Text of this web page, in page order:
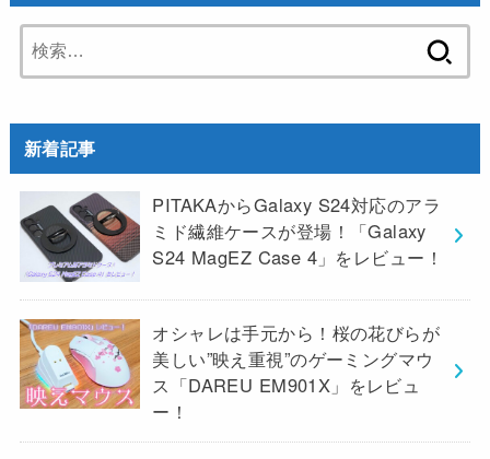
索:
新着記事
PITAKAからGalaxy S24対応のアラ
ミド繊維ケースが登場！「Galaxy
S24 MagEZ Case 4」をレビュー！
オシャレは手元から！桜の花びらが
美しい”映え重視”のゲーミングマウ
ス「DAREU EM901X」をレビュ
ー！